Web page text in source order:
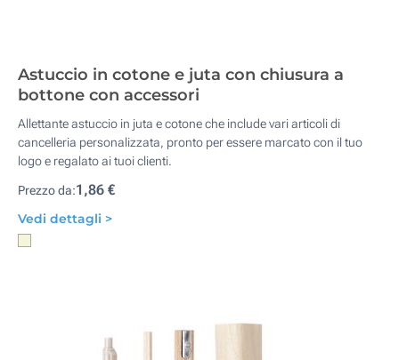
Astuccio in cotone e juta con chiusura a
bottone con accessori
Allettante astuccio in juta e cotone che include vari articoli di
cancelleria personalizzata, pronto per essere marcato con il tuo
logo e regalato ai tuoi clienti.
Prezzo da:1,86 €
Vedi dettagli >